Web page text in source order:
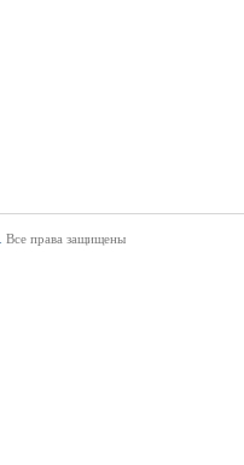
Все права защищены